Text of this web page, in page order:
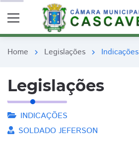
Home chevron_right Legislações chevron_right Indicações
Legislações
INDICAÇÕES
SOLDADO JEFERSON